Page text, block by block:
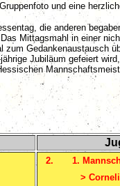
und eine
die anderen
Mittagsmahl in einer
zum Gedankenaustausch
Jubiläum gefeiert
2.
1.
>